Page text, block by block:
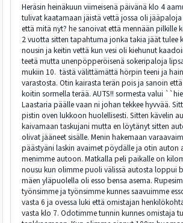
Heräsin heinäkuun viimeisenä päivänä klo 4
tulivat kaatamaan jäistä vettä jossa oli jääpaloja
että mitä nyt? he sanoivat että mennään pilkille
2 vuotta sitten tapahtuma jonka takia jäät tulee
nousin ja keitin vettä kun vesi oli kiehunut
teetä mutta unenpöpperöisenä sokeripaloja
mukiin 10. tästä välittämättä hörpin teeni ja
varastosta. Otin kairasta terän pois ja sanoin
koitin sormella terää. AUTS!! sormesta valui
Laastaria päälle vaan ni johan tekkee hyvvää.
pistin oven lukkoon huolellisesti. Sitten kävelin
kaivamaan taskujani mutta en löytänyt sitten
olivat jääneet sisälle. Menin hakemaan
päästyäni laskin avaimet pöydälle ja otin auton
menimme autoon. Matkalla peli paikalle on
nousu kun olimme puoli välissä autosta loppui
mäen yläpuolella oli esso bensa asema.
työnsimme ja työnsimme kunnes saavuimme
vasta 6 ja ovessa luki että omistajan
vasta klo 7. Odotimme tunnin kunnes omistaja